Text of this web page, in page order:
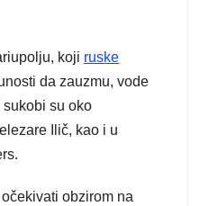
koji ruske
da zauzmu, vode
su oko
Ilič, kao i u
obzirom na